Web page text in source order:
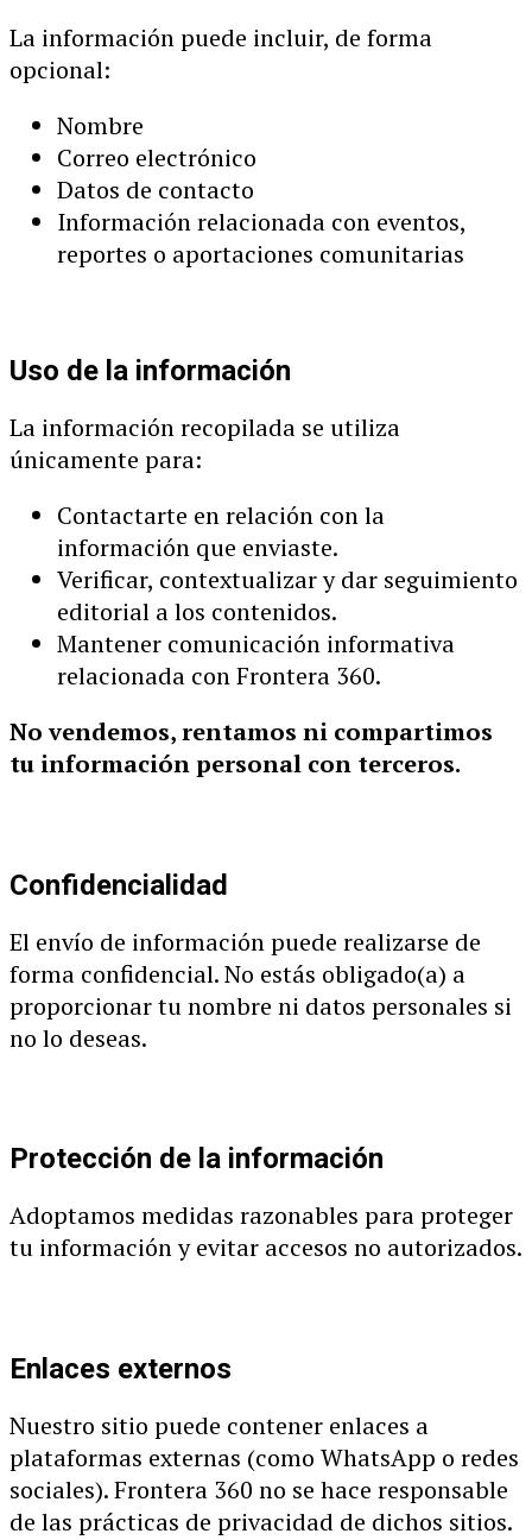
La información puede incluir, de forma
opcional:
Nombre
Correo electrónico
Datos de contacto
Información relacionada con eventos,
reportes o aportaciones comunitarias
Uso de la información
La información recopilada se utiliza
únicamente para:
Contactarte en relación con la
información que enviaste.
Verificar, contextualizar y dar seguimiento
editorial a los contenidos.
Mantener comunicación informativa
relacionada con Frontera 360.
No vendemos, rentamos ni compartimos
tu información personal con terceros.
Confidencialidad
El envío de información puede realizarse de
forma confidencial. No estás obligado(a) a
proporcionar tu nombre ni datos personales si
no lo deseas.
Protección de la información
Adoptamos medidas razonables para proteger
tu información y evitar accesos no autorizados.
Enlaces externos
Nuestro sitio puede contener enlaces a
plataformas externas (como WhatsApp o redes
sociales). Frontera 360 no se hace responsable
de las prácticas de privacidad de dichos sitios.